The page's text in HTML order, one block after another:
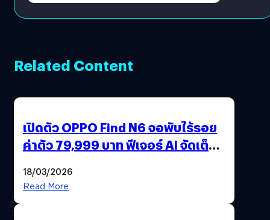
Related Content
เปิดตัว OPPO Find N6 จอพับไร้รอย
ค่าตัว 79,999 บาท ฟีเจอร์ AI จัดเต็ม
18/03/2026
Read More